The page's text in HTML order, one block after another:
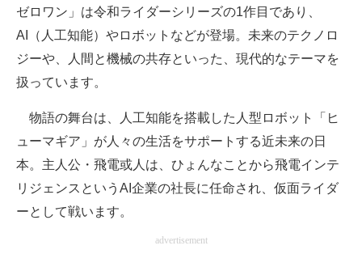
ゼロワン」は令和ライダーシリーズの1作目であり、
AI（人工知能）やロボットなどが登場。未来のテクノロ
ジーや、人間と機械の共存といった、現代的なテーマを
扱っています。
物語の舞台は、人工知能を搭載した人型ロボット「ヒ
ューマギア」が人々の生活をサポートする近未来の日
本。主人公・飛電或人は、ひょんなことから飛電インテ
リジェンスというAI企業の社長に任命され、仮面ライダ
ーとして戦います。
advertisement